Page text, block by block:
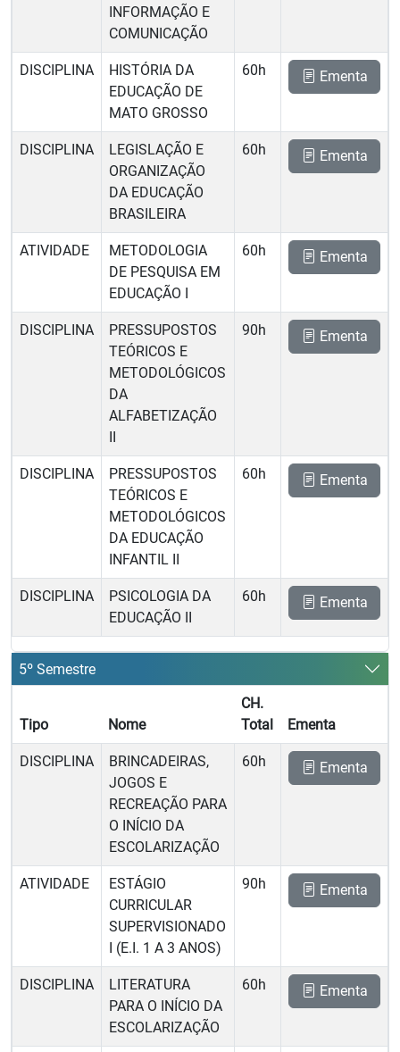
INFORMAÇÃO E
COMUNICAÇÃO
DISCIPLINA
HISTÓRIA DA
EDUCAÇÃO DE
MATO GROSSO
60h Ementa
DISCIPLINA
LEGISLAÇÃO E
ORGANIZAÇÃO
DA EDUCAÇÃO
BRASILEIRA
60h Ementa
ATIVIDADE
METODOLOGIA
DE PESQUISA EM
EDUCAÇÃO I
60h Ementa
DISCIPLINA
PRESSUPOSTOS
TEÓRICOS E
METODOLÓGICOS
DA
ALFABETIZAÇÃO
II
90h Ementa
DISCIPLINA
PRESSUPOSTOS
TEÓRICOS E
METODOLÓGICOS
DA EDUCAÇÃO
INFANTIL II
60h Ementa
DISCIPLINA
PSICOLOGIA DA
EDUCAÇÃO II
60h Ementa
5º Semestre
Tipo Nome
CH.
Total
Ementa
DISCIPLINA
BRINCADEIRAS,
JOGOS E
RECREAÇÃO PARA
O INÍCIO DA
ESCOLARIZAÇÃO
60h Ementa
ATIVIDADE
ESTÁGIO
CURRICULAR
SUPERVISIONADO
I (E.I. 1 A 3 ANOS)
90h Ementa
DISCIPLINA
LITERATURA
PARA O INÍCIO DA
ESCOLARIZAÇÃO
60h Ementa